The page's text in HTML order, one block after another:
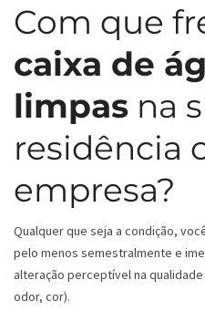
Com que
caixa de
limpas na
residência
empresa?
Qualquer que seja a condição,
pelo menos semestralmente e
alteração perceptível na
odor, cor).